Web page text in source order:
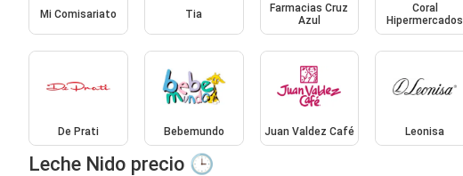
Mi Comisariato Tia
Farmacias Cruz
Azul
Coral
Hipermercados
De Prati Bebemundo Juan Valdez Café Leonisa
Leche Nido precio 🕒